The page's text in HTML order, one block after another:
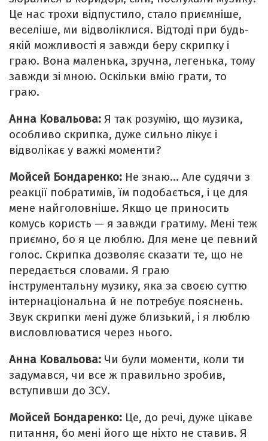
Це нас трохи відпустило, стало приємніше,
веселіше, ми відволіклися. Відтоді при будь-
якій можливості я завжди беру скрипку і
граю. Вона маленька, зручна, легенька, тому
завжди зі мною. Оскільки вмію грати, то
граю.
Анна Ковальова: Я так розумію, що музика,
особливо скрипка, дуже сильно лікує і
відволікає у важкі моменти?
Мойсей Бондаренко: Не знаю… Але судячи з
реакції побратимів, їм подобається, і це для
мене найголовніше. Якщо це приносить
комусь користь — я завжди гратиму. Мені теж
приємно, бо я це люблю. Для мене це певний
голос. Скрипка дозволяє сказати те, що не
передається словами. Я граю
інструментальну музику, яка за своєю суттю
інтернаціональна й не потребує пояснень.
Звук скрипки мені дуже близький, і я люблю
висловлюватися через нього.
Анна Ковальова: Чи були моменти, коли ти
задумався, чи все ж правильно зробив,
вступивши до ЗСУ.
Мойсей Бондаренко: Це, до речі, дуже цікаве
питання, бо мені його ще ніхто не ставив. Я